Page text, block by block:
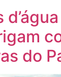
do